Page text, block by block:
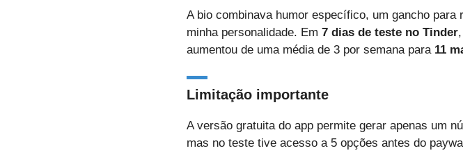
A bio combinava humor específico, um gancho
minha personalidade. Em 7 dias de teste no Tinder
aumentou de uma média de 3 por semana para 11
Limitação importante
A versão gratuita do app permite gerar apenas um
mas no teste tive acesso a 5 opções antes do